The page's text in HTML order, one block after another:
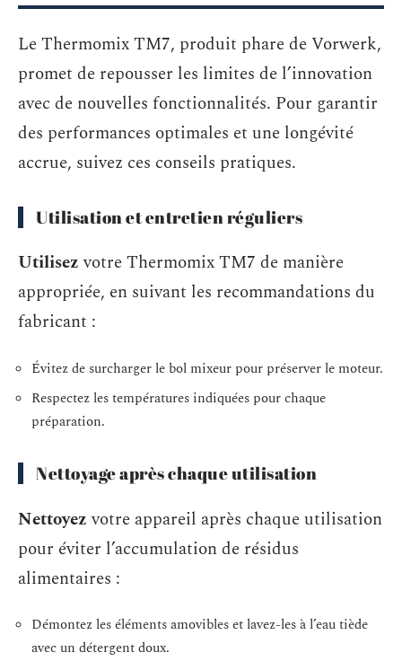
Le Thermomix TM7, produit phare de Vorwerk,
promet de repousser les limites de l’innovation
avec de nouvelles fonctionnalités. Pour garantir
des performances optimales et une longévité
accrue, suivez ces conseils pratiques.
Utilisation et entretien réguliers
Utilisezvotre Thermomix TM7 de manière
appropriée, en suivant les recommandations du
fabricant :
Évitez de surcharger le bol mixeur pour préserver le moteur.
Respectez les températures indiquées pour chaque
préparation.
Nettoyage après chaque utilisation
Nettoyezvotre appareil après chaque utilisation
pour éviter l’accumulation de résidus
alimentaires :
Démontez les éléments amovibles et lavez-les à l’eau tiède
avec un détergent doux.